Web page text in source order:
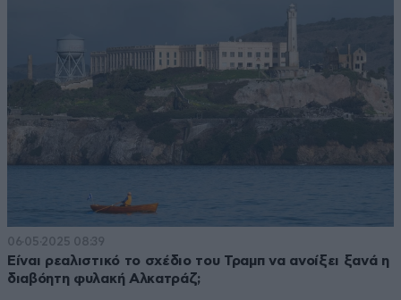
06·05·2025 08:39
Είναι ρεαλιστικό το σχέδιο του Τραμπ να ανοίξει ξανά η
διαβόητη φυλακή Αλκατράζ;